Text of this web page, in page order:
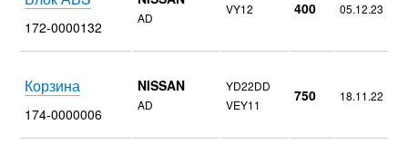
172-0000132
AD
VY12 400 05.12.23
Корзина
174-0000006
NISSAN
AD
YD22DD
VEY11
750 18.11.22